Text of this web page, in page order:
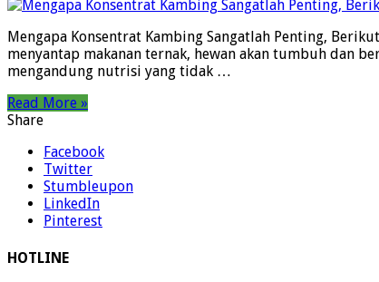
Mengapa Konsentrat Kambing Sangatlah Penting,
menyantap makanan ternak, hewan akan tumbuh dan
mengandung nutrisi yang tidak …
Read More »
Share
Facebook
Twitter
Stumbleupon
LinkedIn
Pinterest
HOTLINE